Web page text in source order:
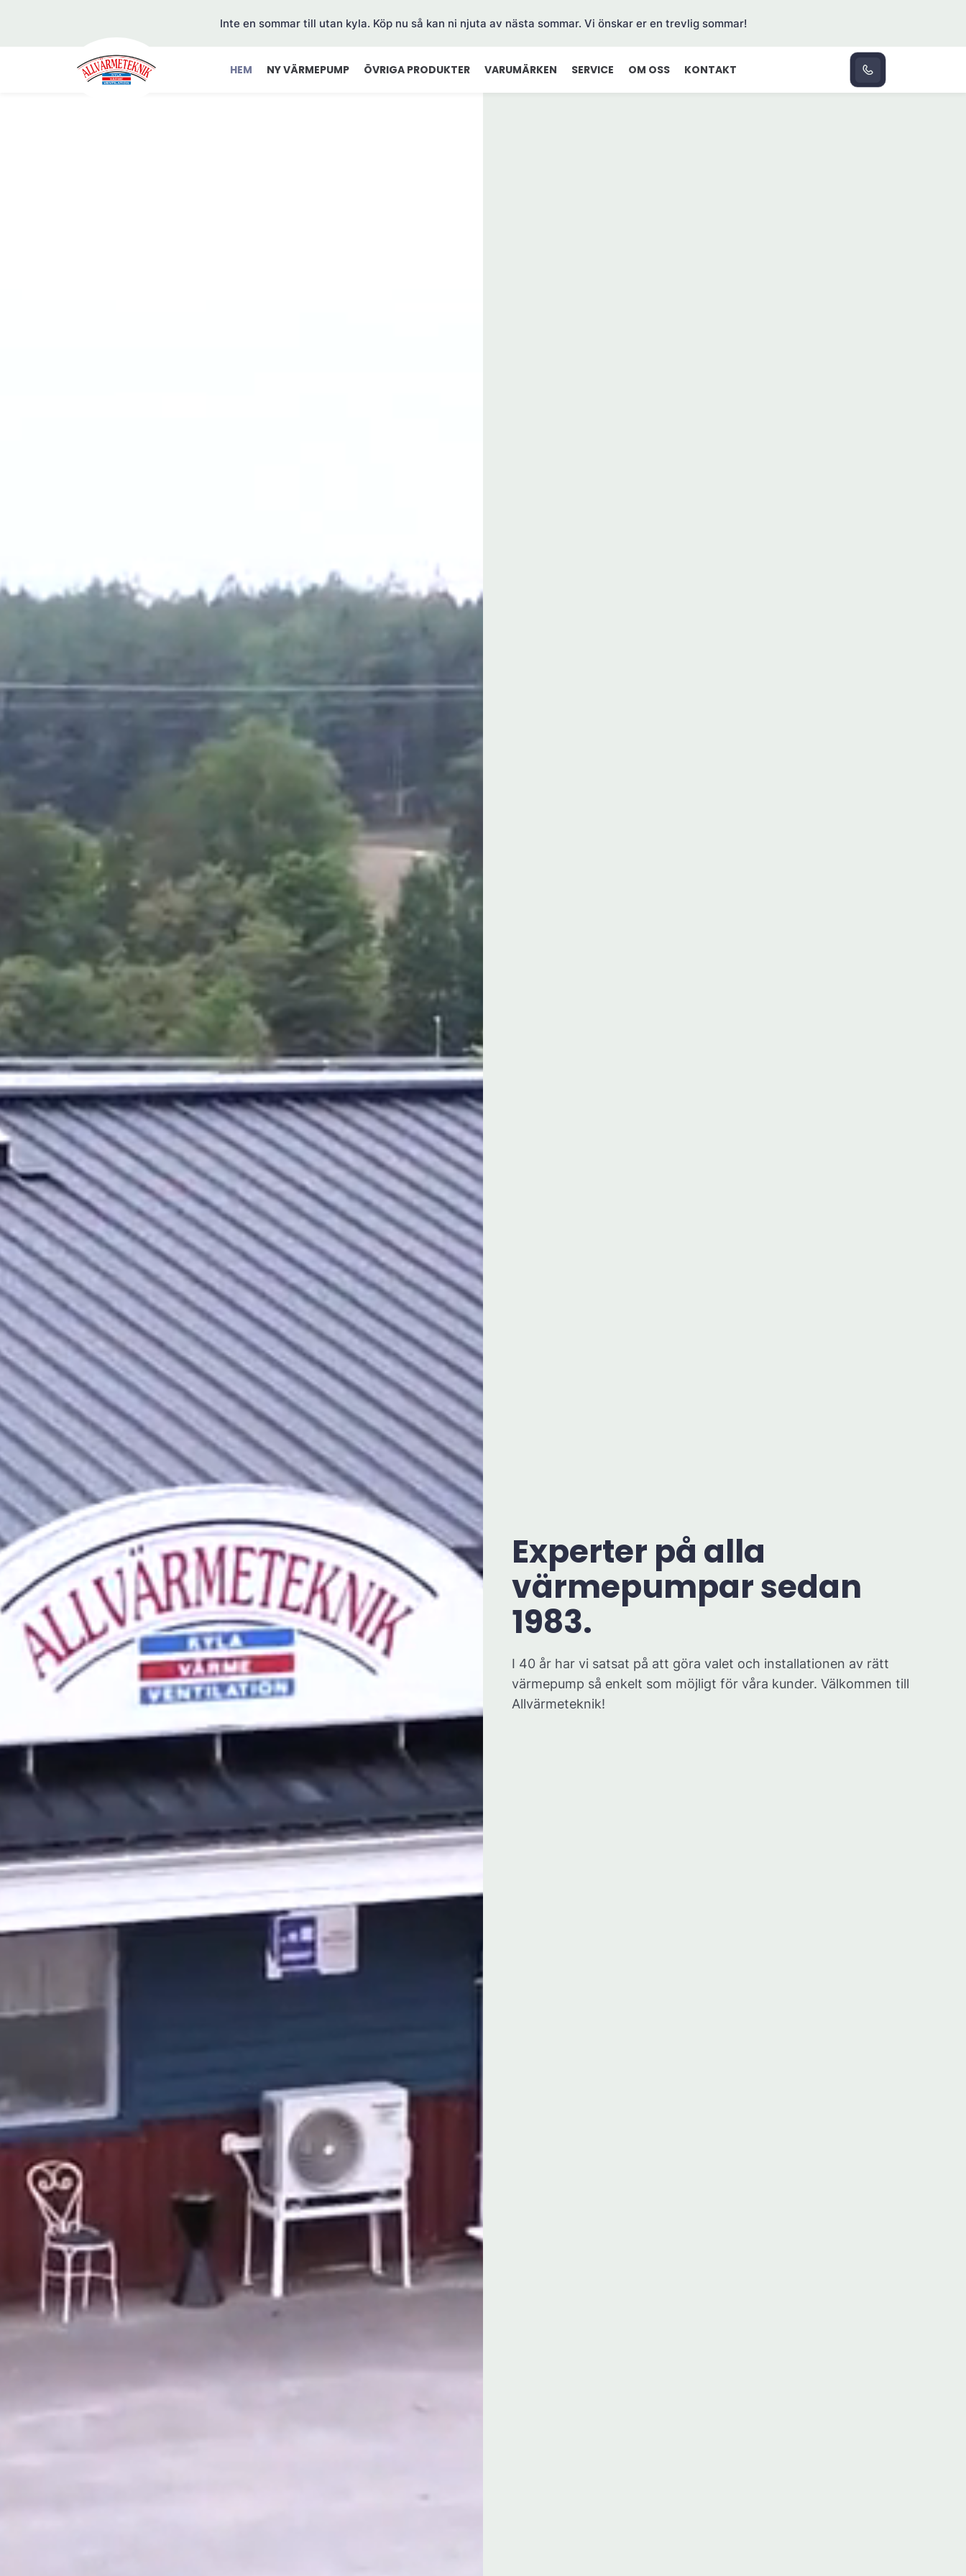
Inte en sommar till utan kyla. Köp nu så kan ni njuta av nästa sommar. Vi önskar er en trevlig sommar!
HEM NY VÄRMEPUMP ÖVRIGA PRODUKTER VARUMÄRKEN SERVICE OM OSS KONTAKT
Experter på alla
värmepumpar sedan
1983.
I 40 år har vi satsat på att göra valet och installationen av rätt
värmepump så enkelt som möjligt för våra kunder. Välkommen till
Allvärmeteknik!